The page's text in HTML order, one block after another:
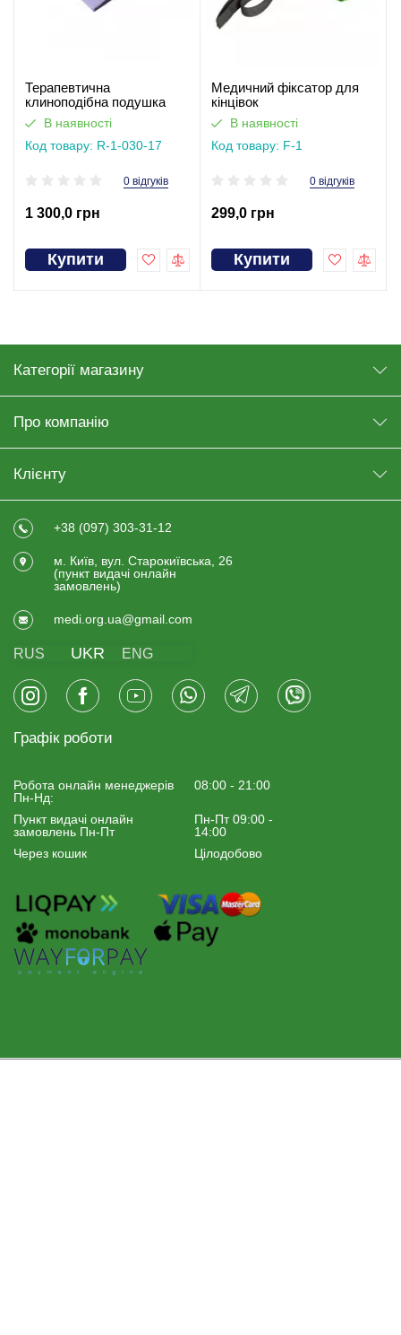
Терапевтична
клиноподібна подушка
рефлюкс при печії 17 см
В наявності
Код товару: R-1-030-17
0 відгуків
1 300,0 грн
Купити
Медичний фіксатор для
кінцівок
В наявності
Код товару: F-1
0 відгуків
299,0 грн
Купити
Категорії магазину
Про компанію
Клієнту
+38 (097) 303-31-12
м. Київ, вул. Старокиївська, 26
(пункт видачi онлайн
замовлень)
medi.org.ua@gmail.com
RUS UKR ENG
Графік роботи
Робота онлайн менеджерiв
Пн-Нд:
08:00 - 21:00
Пункт видачі онлайн
замовлень Пн-Пт
Пн-Пт 09:00 -
14:00
Через кошик
Цілодобово